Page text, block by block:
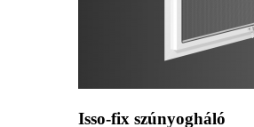
Isso-fix szúnyogháló